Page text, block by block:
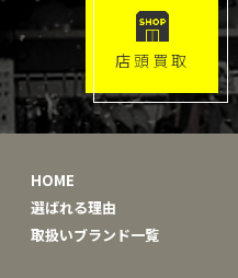
店頭買取
HOME
選ばれる理由
取扱いブランド一覧